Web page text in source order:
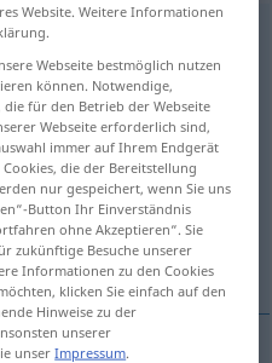
anklicken/antippen)
confortable,
Website. Weitere Informationen
Webseite bestmöglich nutzen
können. Notwendige,
für den Betrieb der Webseite
Webseite erforderlich sind,
immer auf Ihrem Endgerät
die der Bereitstellung
nur gespeichert, wenn Sie uns
Button Ihr Einverständnis
ohne Akzeptieren“. Sie
zukünftige Besuche unserer
Informationen zu den Cookies
klicken Sie einfach auf den
Hinweise zu der
unserer
unserImpressum.